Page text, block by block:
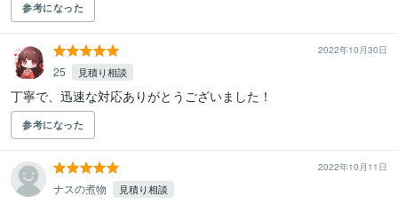
参考になった
2022年10月30日
‎25 見積り相談
丁寧で、迅速な対応ありがとうございました！
参考になった
2022年10月11日
ナスの煮物 見積り相談